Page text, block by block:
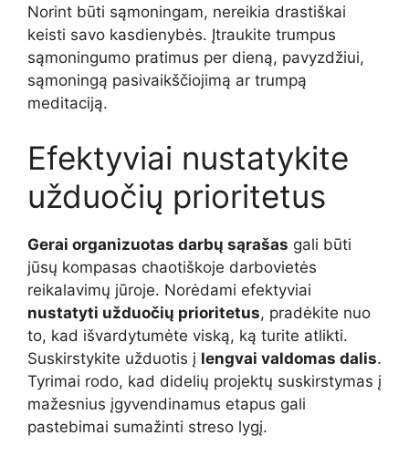
Norint būti sąmoningam, nereikia drastiškai
keisti savo kasdienybės. Įtraukite trumpus
sąmoningumo pratimus per dieną, pavyzdžiui,
sąmoningą pasivaikščiojimą ar trumpą
meditaciją.
Efektyviai nustatykite
užduočių prioritetus
Gerai organizuotas darbų sąrašas gali būti
jūsų kompasas chaotiškoje darbovietės
reikalavimų jūroje. Norėdami efektyviai
nustatyti užduočių prioritetus, pradėkite nuo
to, kad išvardytumėte viską, ką turite atlikti.
Suskirstykite užduotis į lengvai valdomas dalis.
Tyrimai rodo, kad didelių projektų suskirstymas į
mažesnius įgyvendinamus etapus gali
pastebimai sumažinti streso lygį.